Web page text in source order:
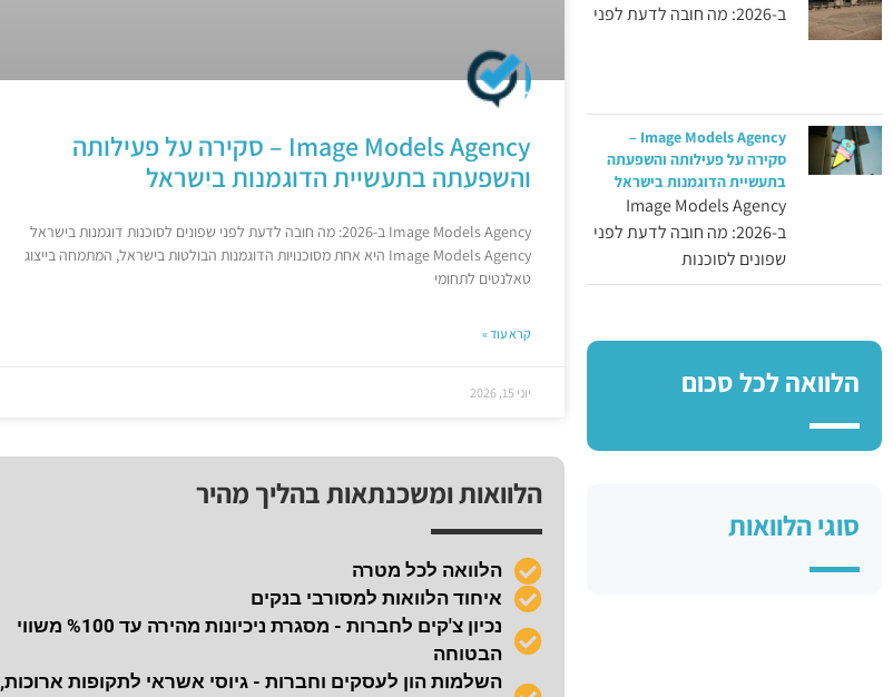
ב-2026: מה חובה לדעת לפני
Image Models Agency –
סקירה על פעילותה והשפעתה
בתעשיית הדוגמנות בישראל
Image Models Agency
ב-2026: מה חובה לדעת לפני
שפונים לסוכנות
הלוואה לכל סכום
סוגי הלוואות
Image Models Agency – סקירה על פעילותה
והשפעתה בתעשיית הדוגמנות בישראל
Image Models Agency ב-2026: מה חובה לדעת לפני שפונים לסוכנות דוגמנות בישראל
Image Models Agency היא אחת מסוכנויות הדוגמנות הבולטות בישראל, המתמחה בייצוג
טאלנטים לתחומי
קרא עוד »
יוני 15, 2026
הלוואות ומשכנתאות בהליך מהיר
הלוואה לכל מטרה
איחוד הלוואות למסורבי בנקים
נכיון צ'קים לחברות - מסגרת ניכיונות מהירה עד %100 משווי
הבטוחה
השלמות הון לעסקים וחברות - גיוסי אשראי לתקופות ארוכות,